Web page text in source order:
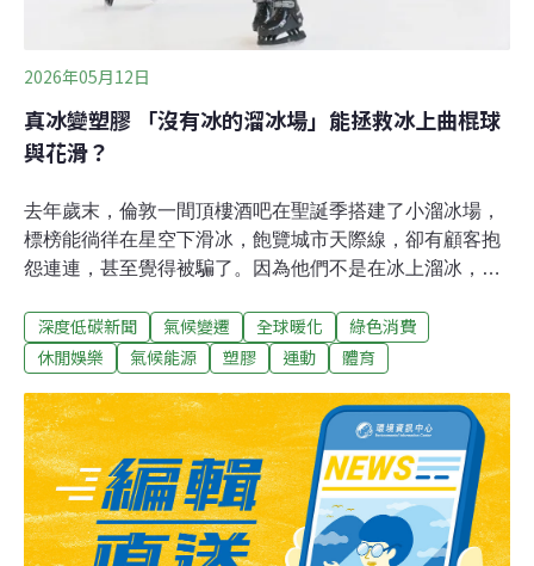
2026年05月12日
真冰變塑膠 「沒有冰的溜冰場」能拯救冰上曲棍球
與花滑？
去年歲末，倫敦一間頂樓酒吧在聖誕季搭建了小溜冰場，
標榜能徜徉在星空下滑冰，飽覽城市天際線，卻有顧客抱
怨連連，甚至覺得被騙了。因為他們不是在冰上溜冰，而
冰場」愈來愈普遍。塑膠溜冰場建築限制少，不須擔心天
氣太熱，也相對節能省水。但是，微塑膠與化石燃料污染
激烈快速的冰上曲棍球，都離不開溜冰場。但是，維護一
座溜冰場要價高昂，不僅耗費大量淡水、電力與冷媒，還
有污染隱憂。美國《化學與工程新聞》（C&EN）報導，
仍有老舊冰場使用會破壞臭氧層的氯氟烴（CFCs）冷
媒。取而代之的氫氟碳化物（HFC）也因導致暖化而遭淘
汰。現今「相對環保」的冷媒是氫氟烯烴（HFOs），但
深度低碳新聞 氣候變遷 全球暖化
綠色消費
休閒娛樂
氣候能源 塑膠 運動 體育